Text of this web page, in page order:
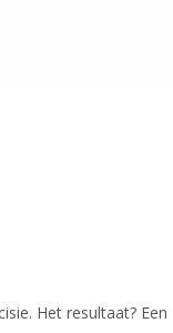
Het resultaat? Een